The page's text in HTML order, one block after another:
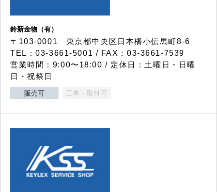
鈴新金物（有）
〒103-0001 東京都中央区日本橋小伝馬町8-6
TEL：03-3661-5001 / FAX：03-3661-7539
営業時間：9:00〜18:00 / 定休日：土曜日・日曜
日・祝祭日
販売可 工事・取付可